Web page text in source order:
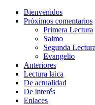
Bienvenidos
Próximos comentarios
Primera Lectura
Salmo
Segunda Lectura
Evangelio
Anteriores
Lectura laica
De actualidad
De interés
Enlaces